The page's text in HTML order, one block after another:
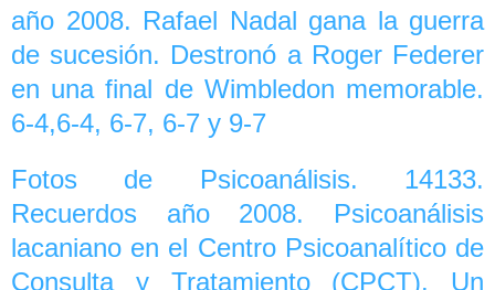
año 2008. Rafael Nadal gana la guerra
de sucesión. Destronó a Roger Federer
en una final de Wimbledon memorable.
6-4,6-4, 6-7, 6-7 y 9-7
Fotos de Psicoanálisis. 14133.
Recuerdos año 2008. Psicoanálisis
lacaniano en el Centro Psicoanalítico de
Consulta y Tratamiento (CPCT). Un